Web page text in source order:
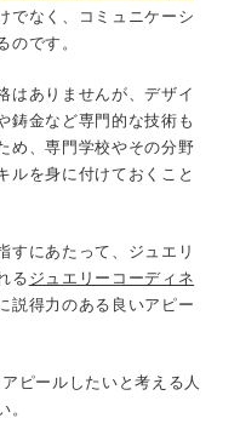
でなく、コミュニケーシ
のです。
はありませんが、デザイ
鋳金など専門的な技術も
め、専門学校やその分野
ルを身に付けておくこと
すにあたって、ジュエリ
る ジュエリーコーディネ
説得力のある良いアピー
ピールしたいと考える人
。